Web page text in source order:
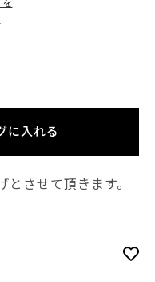
を
に入れる
させて頂きます。